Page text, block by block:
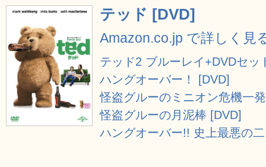
テッド [DVD]
Amazon.co.jp で詳しく見
テッド2 ブルーレイ+DVDセッ
ハングオーバー！ [DVD]
怪盗グルーのミニオン危機一
怪盗グルーの月泥棒 [DVD]
ハングオーバー!! 史上最悪の